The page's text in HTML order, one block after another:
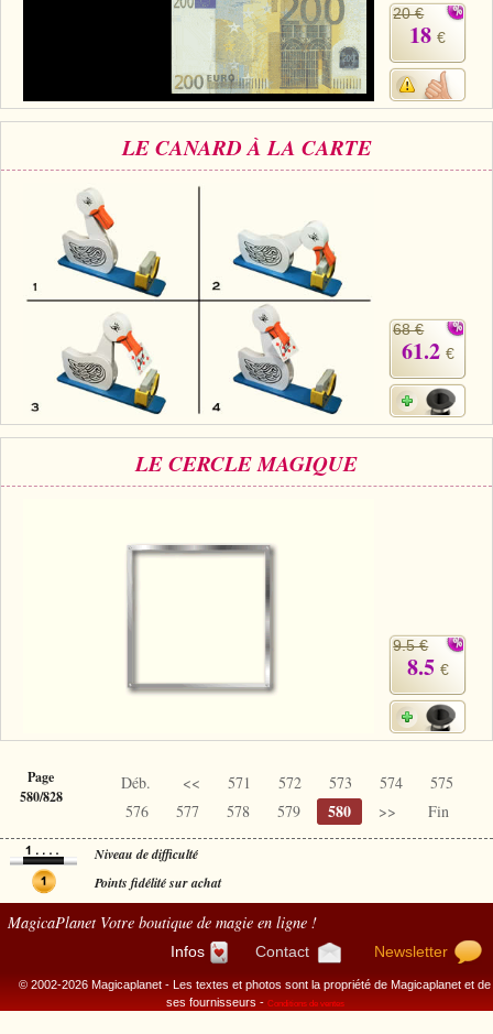
20 €
18 €
LE CANARD À LA CARTE
68 €
61.2 €
LE CERCLE MAGIQUE
9.5 €
8.5 €
Page
580/828
Déb. << 571 572 573 574
575
576
577 578 579 580 >> Fin
Niveau de difficulté
Points fidélité sur achat
MagicaPlanetVotre boutique de magie en ligne !
Infos Contact Newsletter
© 2002-2026 Magicaplanet - Les textes et photos sont la propriété de Magicaplanet et de
ses fournisseurs - Conditions de ventes